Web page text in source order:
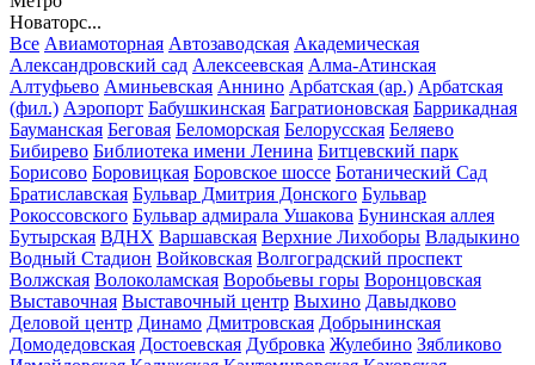
Новаторс...
Все Авиамоторная Автозаводская Академическая
Александровский сад Алексеевская Алма-Атинская
Алтуфьево Аминьевская Аннино Арбатская (ар.) Арбатская
(фил.) Аэропорт Бабушкинская Багратионовская Баррикадная
Бауманская Беговая Беломорская Белорусская Беляево
Бибирево Библиотека имени Ленина Битцевский парк
Борисово Боровицкая Боровское шоссе Ботанический Сад
Братиславская Бульвар Дмитрия Донского Бульвар
Рокоссовского Бульвар адмирала Ушакова Бунинская аллея
Бутырская ВДНХ Варшавская Верхние Лихоборы Владыкино
Водный Стадион Войковская Волгоградский проспект
Волжская Волоколамская Воробьевы горы Воронцовская
Выставочная Выставочный центр Выхино Давыдково
Деловой центр Динамо Дмитровская Добрынинская
Домодедовская Достоевская Дубровка Жулебино Зябликово